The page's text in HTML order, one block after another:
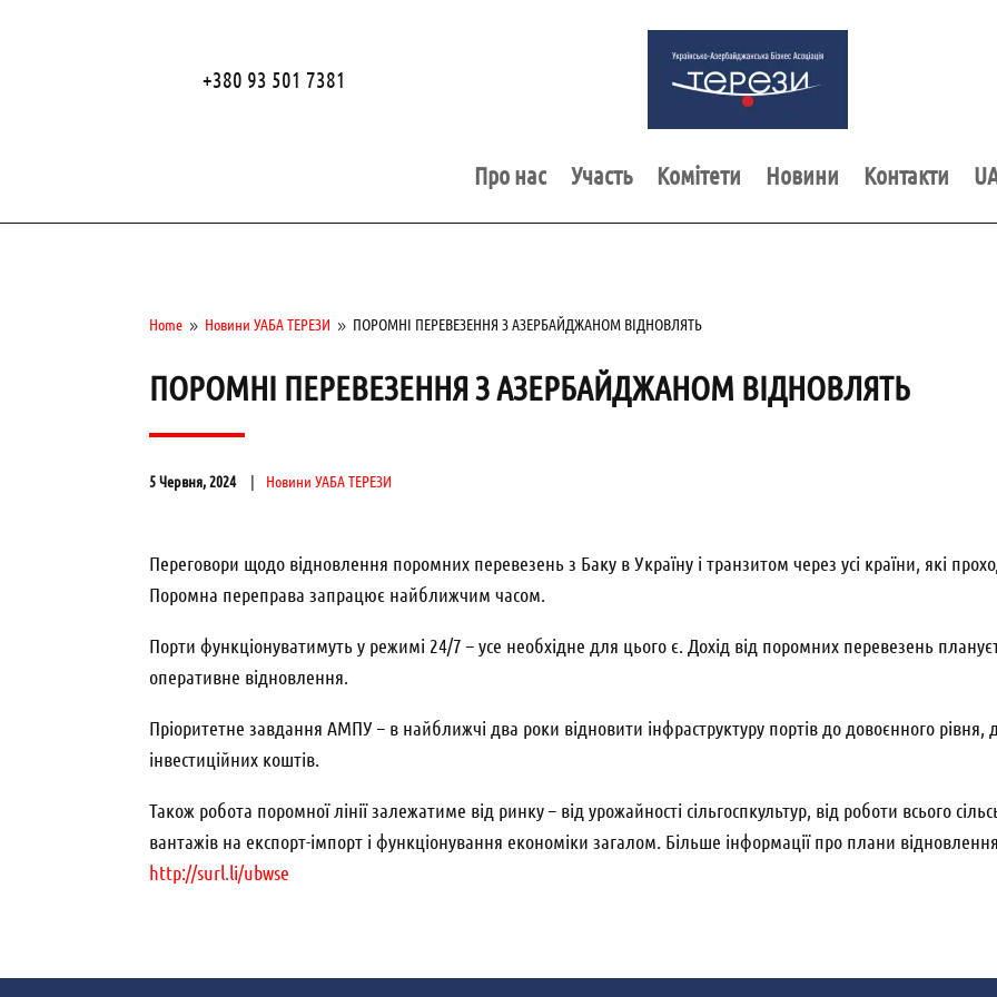
+380 93 501 7381
Про нас Участь Комітети Новини Контакти
Home 9 Новини УАБА ТЕРЕЗИ 9 ПОРОМНІ ПЕРЕВЕЗЕННЯ З АЗЕРБАЙДЖАНОМ ВІДНОВЛЯТЬ
ПОРОМНІ ПЕРЕВЕЗЕННЯ З АЗЕРБАЙДЖАНОМ ВІДНОВЛЯТЬ
5 Червня, 2024 Новини УАБА ТЕРЕЗИ
Переговори щодо відновлення поромних перевезень з Баку в Україну і транзитом через усі країни, які
Поромна переправа запрацює найближчим часом.
Порти функціонуватимуть у режимі 24/7 – усе необхідне для цього є. Дохід від поромних перевезень
оперативне відновлення.
Пріоритетне завдання АМПУ – в найближчі два роки відновити інфраструктуру портів до довоєнного
інвестиційних коштів.
Також робота поромної лінії залежатиме від ринку – від урожайності сільгоспкультур, від роботи всього
вантажів на експорт-імпорт і функціонування економіки загалом. Більше інформації про плани
http://surl.li/ubwse